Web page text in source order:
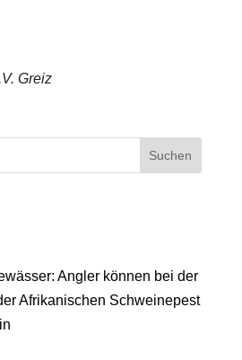
Greiz
Angler können bei der
Afrikanischen Schweinepest